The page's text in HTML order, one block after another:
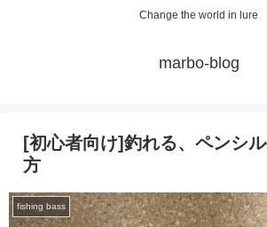
Change the world in lure
marbo-blog
[初心者向け]釣れる、ペンシ
方
fishing bass